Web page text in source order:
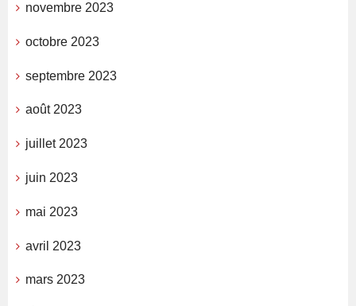
novembre 2023
octobre 2023
septembre 2023
août 2023
juillet 2023
juin 2023
mai 2023
avril 2023
mars 2023